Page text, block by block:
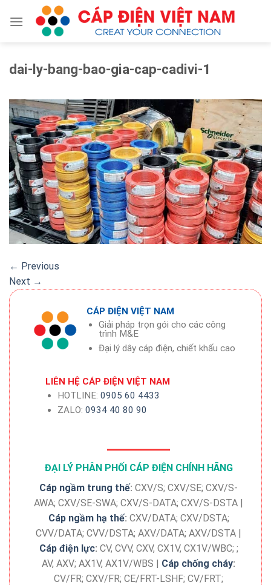
dai-ly-bang-bao-gia-cap-cadivi-1
← Previous
Next →
CÁP ĐIỆN VIỆT NAM
Giải pháp trọn gói cho các công
trình M&E
Đại lý dây cáp điện, chiết khấu cao
LIÊN HỆ CÁP ĐIỆN VIỆT NAM
HOTLINE: 0905 60 4433
ZALO: 0934 40 80 90
ĐẠI LÝ PHÂN PHỐI CÁP ĐIỆN CHÍNH HÃNG
Cáp ngầm trung thế: CXV/S; CXV/SE; CXV/S-
AWA; CXV/SE-SWA; CXV/S-DATA; CXV/S-DSTA |
Cáp ngầm hạ thế: CXV/DATA; CXV/DSTA;
CVV/DATA; CVV/DSTA; AXV/DATA; AXV/DSTA |
Cáp điện lực: CV, CVV, CXV, CX1V, CX1V/WBC; ;
AV, AXV; AX1V, AX1V/WBS | Cáp chống cháy:
CV/FR; CXV/FR; CE/FRT-LSHF; CV/FRT;